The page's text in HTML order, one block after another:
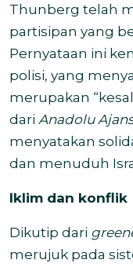
Thunberg telah
partisipan yang
Pernyataan ini
polisi, yang
merupakan
dari Anadolu
menyatakan
dan menuduh
Iklim dan konflik
Dikutip dari
merujuk pada